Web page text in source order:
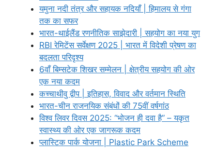
यमुना नदी तंत्र और सहायक नदियाँ | हिमालय से गंगा
तक का सफर
भारत-थाईलैंड रणनीतिक साझेदारी | सहयोग का नया युग
RBI रेमिटेंस सर्वेक्षण 2025 | भारत में विदेशी प्रेषण का
बदलता परिदृश्य
6वाँ बिम्सटेक शिखर सम्मेलन | क्षेत्रीय सहयोग की ओर
एक नया कदम
कच्चाथीवु द्वीप | इतिहास, विवाद और वर्तमान स्थिति
भारत-चीन राजनयिक संबंधों की 75वीं वर्षगांठ
विश्व लिवर दिवस 2025: “भोजन ही दवा है” – यकृत
स्वास्थ्य की ओर एक जागरूक कदम
प्लास्टिक पार्क योजना | Plastic Park Scheme